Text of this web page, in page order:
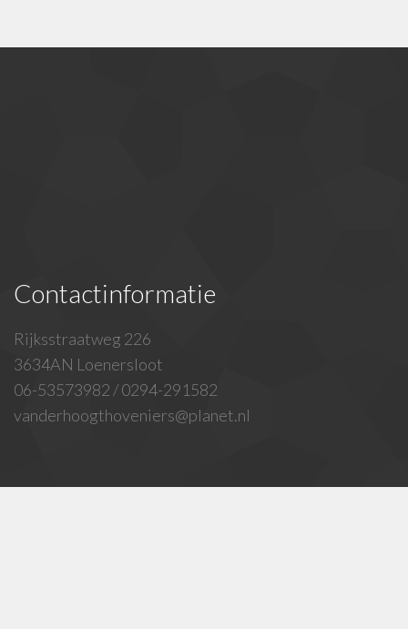
Contactinformatie
Rijksstraatweg 226
3634AN Loenersloot
06-53573982 / 0294-291582
vanderhoogthoveniers@planet.nl